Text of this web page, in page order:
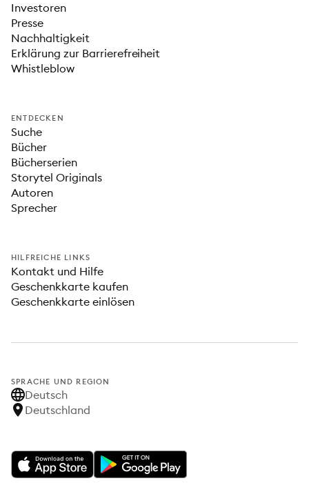
Investoren
Presse
Nachhaltigkeit
Erklärung zur Barrierefreiheit
Whistleblow
ENTDECKEN
Suche
Bücher
Bücherserien
Storytel Originals
Autoren
Sprecher
HILFREICHE LINKS
Kontakt und Hilfe
Geschenkkarte kaufen
Geschenkkarte einlösen
SPRACHE UND REGION
Deutsch
Deutschland